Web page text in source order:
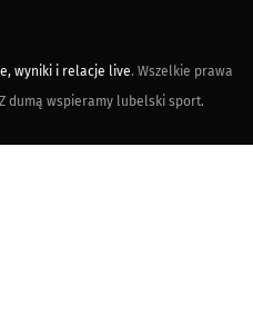
wyniki i relacje live. Wszelkie prawa
Z dumą wspieramy lubelski sport.